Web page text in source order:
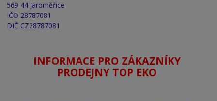
569 44 Jaroměřice
IČO 28787081
DIČ CZ28787081
INFORMACE PRO ZÁKAZNÍKY
PRODEJNY TOP EKO